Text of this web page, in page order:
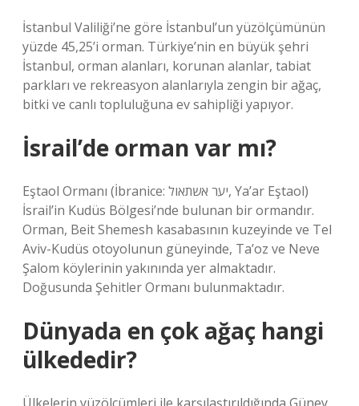
İstanbul Valiliği’ne göre İstanbul’un yüzölçümünün
yüzde 45,25’i orman. Türkiye’nin en büyük şehri
İstanbul, orman alanları, korunan alanlar, tabiat
parkları ve rekreasyon alanlarıyla zengin bir ağaç,
bitki ve canlı topluluğuna ev sahipliği yapıyor.
İsrail’de orman var mı?
Eştaol Ormanı (İbranice: יער אשתאול, Ya’ar Eştaol)
İsrail’in Kudüs Bölgesi’nde bulunan bir ormandır.
Orman, Beit Shemesh kasabasının kuzeyinde ve Tel
Aviv-Kudüs otoyolunun güneyinde, Ta’oz ve Neve
Şalom köylerinin yakınında yer almaktadır.
Doğusunda Şehitler Ormanı bulunmaktadır.
Dünyada en çok ağaç hangi
ülkededir?